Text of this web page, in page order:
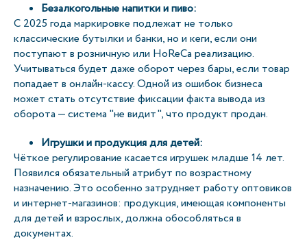
Безалкогольные напитки и пиво:
С 2025 года маркировке подлежат не только
классические бутылки и банки, но и кеги, если они
поступают в розничную или HoReCa реализацию.
Учитываться будет даже оборот через бары, если товар
попадает в онлайн-кассу. Одной из ошибок бизнеса
может стать отсутствие фиксации факта вывода из
оборота — система "не видит", что продукт продан.
Игрушки и продукция для детей:
Чёткое регулирование касается игрушек младше 14 лет.
Появился обязательный атрибут по возрастному
назначению. Это особенно затрудняет работу оптовиков
и интернет-магазинов: продукция, имеющая компоненты
для детей и взрослых, должна обособляться в
документах.